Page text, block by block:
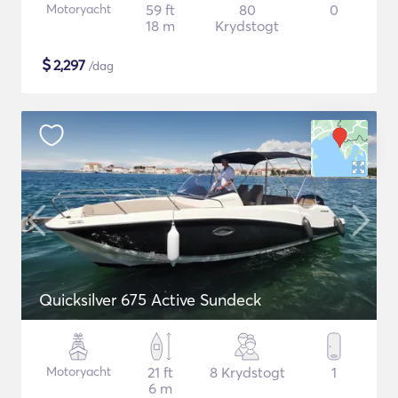
Motoryacht
59 ft
18 m
80
Krydstogt
0
$2,297 /dag
Quicksilver 675 Active Sundeck
Motoryacht
21 ft
6 m
8 Krydstogt 1